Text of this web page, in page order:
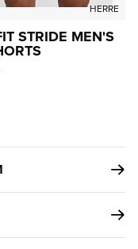
HERRE
STRIDE MEN'S